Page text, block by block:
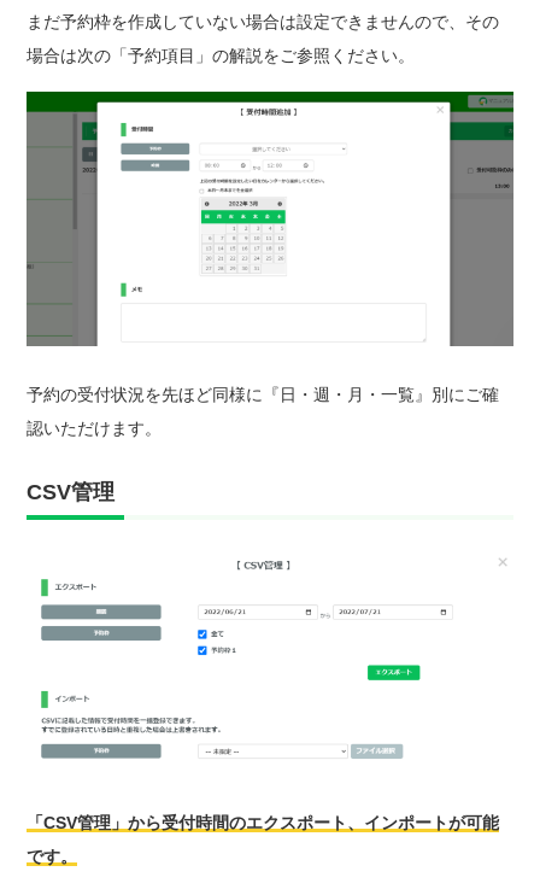
まだ予約枠を作成していない場合は設定できませんので、その
場合は次の「予約項目」の解説をご参照ください。
予約の受付状況を先ほど同様に『日・週・月・一覧』別にご確
認いただけます。
CSV管理
「CSV管理」から受付時間のエクスポート、インポートが可能
です。